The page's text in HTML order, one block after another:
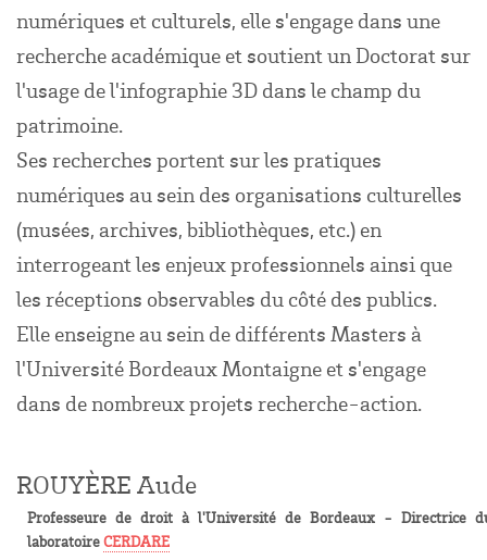
numériques et culturels, elle s'engage dans une
recherche académique et soutient un Doctorat sur
l'usage de l'infographie 3D dans le champ du
patrimoine.
Ses recherches portent sur les pratiques
numériques au sein des organisations culturelles
(musées, archives, bibliothèques, etc.) en
interrogeant les enjeux professionnels ainsi que
les réceptions observables du côté des publics.
Elle enseigne au sein de différents Masters à
l'Université Bordeaux Montaigne et s'engage
dans de nombreux projets recherche-action.
ROUYÈRE Aude
Professeure de droit à l'Université de Bordeaux - Directrice
laboratoireCERDARE